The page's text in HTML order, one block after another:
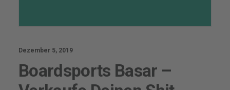
Dezember 5, 2019
Boardsports Basar –